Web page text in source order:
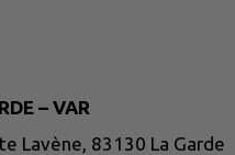
– VAR
Lavène, 83130 La Garde